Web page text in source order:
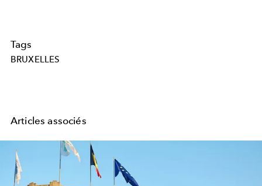
Tags
BRUXELLES
Articles associés